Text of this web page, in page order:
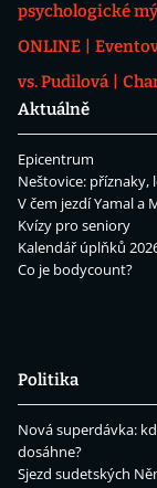
psychologické
ONLINE
vs. Pudilová
Aktuálně
Epicentrum
Neštovice: příznaky,
V čem jezdí Yamal a
Kvízy pro seniory
Kalendář úplňků
Co je bodycount?
Politika
Nová superdávka:
dosáhne?
Sjezd sudetských